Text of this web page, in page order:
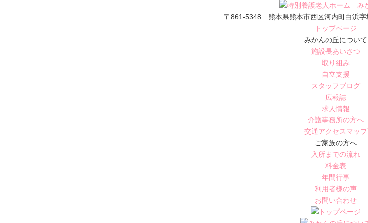
〒861-5348 熊本県熊本市西区河内町白浜字
トップページ
みかんの丘について
施設長あいさつ
取り組み
自立支援
スタッフブログ
広報誌
求人情報
介護事務所の方へ
交通アクセスマップ
ご家族の方へ
入所までの流れ
料金表
年間行事
利用者様の声
お問い合わせ